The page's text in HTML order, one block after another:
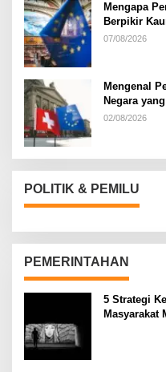
Mengapa
Berpikir
07/08/2026
Mengenal
Negara
02/08/2026
POLITIK & PEMILU
PEMERINTAHAN
5 Strategi
Masyarakat